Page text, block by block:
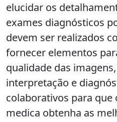
elucidar os
exames diagnósticos
devem ser realizados
fornecer elementos
qualidade das
interpretação e
colaborativos para que
medica obtenha as